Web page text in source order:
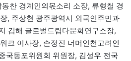
찬 경계인의몫소리 소장, 류형철 경
, 주상현 광주광역시 외국인주민과
김해 글로벌드림다문화연구소장,
크 이사장, 손정진 너머인천고려인
국동포위원회 위원장, 김성우 전국